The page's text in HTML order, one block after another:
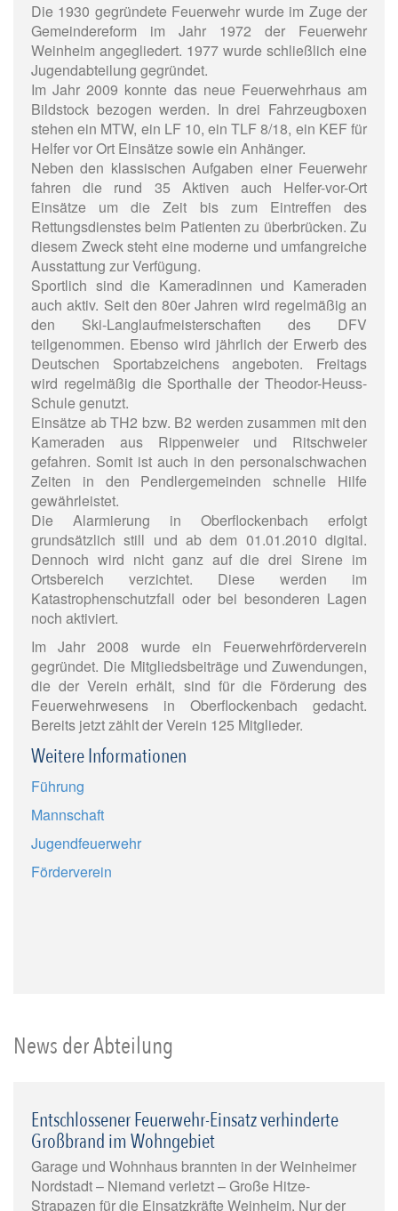
Die 1930 gegründete Feuerwehr wurde im Zuge der
Gemeindereform im Jahr 1972 der Feuerwehr
Weinheim angegliedert. 1977 wurde schließlich eine
Jugendabteilung gegründet.
Im Jahr 2009 konnte das neue Feuerwehrhaus am
Bildstock bezogen werden. In drei Fahrzeugboxen
stehen ein MTW, ein LF 10, ein TLF 8/18, ein KEF für
Helfer vor Ort Einsätze sowie ein Anhänger.
Neben den klassischen Aufgaben einer Feuerwehr
fahren die rund 35 Aktiven auch Helfer-vor-Ort
Einsätze um die Zeit bis zum Eintreffen des
Rettungsdienstes beim Patienten zu überbrücken. Zu
diesem Zweck steht eine moderne und umfangreiche
Ausstattung zur Verfügung.
Sportlich sind die Kameradinnen und Kameraden
auch aktiv. Seit den 80er Jahren wird regelmäßig an
den Ski-Langlaufmeisterschaften des DFV
teilgenommen. Ebenso wird jährlich der Erwerb des
Deutschen Sportabzeichens angeboten. Freitags
wird regelmäßig die Sporthalle der Theodor-Heuss-
Schule genutzt.
Einsätze ab TH2 bzw. B2 werden zusammen mit den
Kameraden aus Rippenweier und Ritschweier
gefahren. Somit ist auch in den personalschwachen
Zeiten in den Pendlergemeinden schnelle Hilfe
gewährleistet.
Die Alarmierung in Oberflockenbach erfolgt
grundsätzlich still und ab dem 01.01.2010 digital.
Dennoch wird nicht ganz auf die drei Sirene im
Ortsbereich verzichtet. Diese werden im
Katastrophenschutzfall oder bei besonderen Lagen
noch aktiviert.
Im Jahr 2008 wurde ein Feuerwehrförderverein
gegründet. Die Mitgliedsbeiträge und Zuwendungen,
die der Verein erhält, sind für die Förderung des
Feuerwehrwesens in Oberflockenbach gedacht.
Bereits jetzt zählt der Verein 125 Mitglieder.
Weitere Informationen
Führung
Mannschaft
Jugendfeuerwehr
Förderverein
News der Abteilung
Entschlossener Feuerwehr-Einsatz verhinderte
Großbrand im Wohngebiet
Garage und Wohnhaus brannten in der Weinheimer
Nordstadt – Niemand verletzt – Große Hitze-
Strapazen für die Einsatzkräfte Weinheim. Nur der